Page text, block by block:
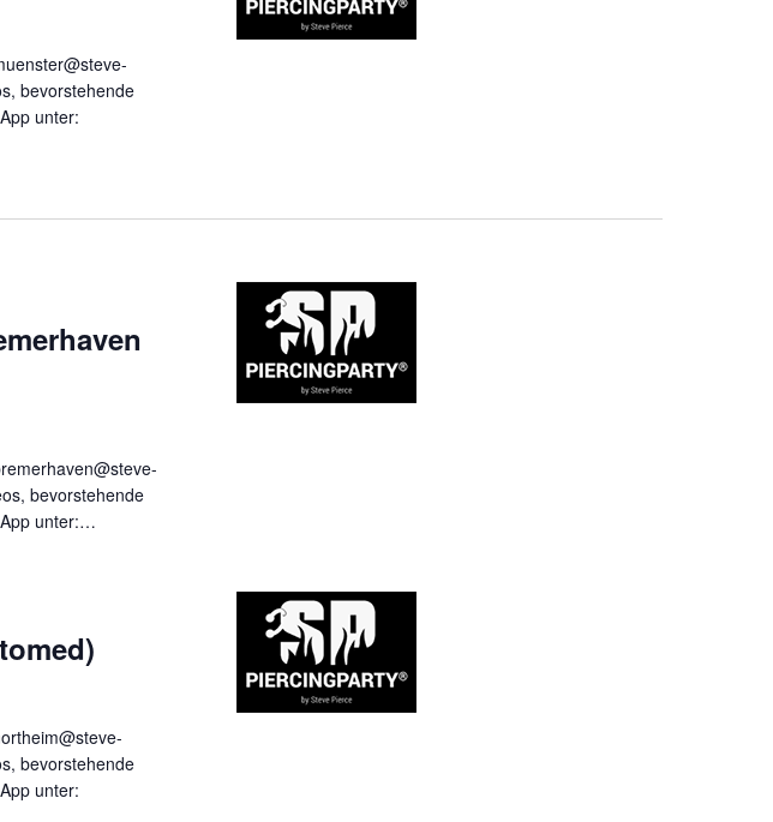
bevorstehende
unter:
bevorstehende
unter:…
bevorstehende
unter: